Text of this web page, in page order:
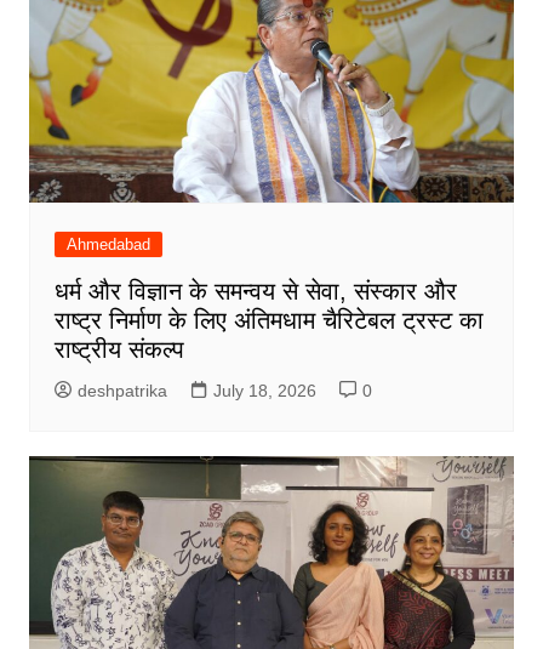
Ahmedabad
धर्म और विज्ञान के समन्वय से सेवा, संस्कार और
राष्ट्र निर्माण के लिए अंतिमधाम चैरिटेबल ट्रस्ट का
राष्ट्रीय संकल्प
deshpatrika July 18, 2026 0